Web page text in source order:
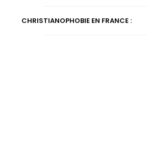
CHRISTIANOPHOBIE EN FRANCE :